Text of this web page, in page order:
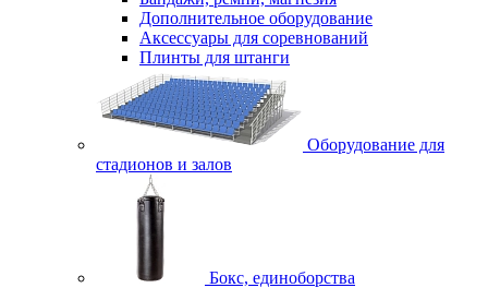
Дополнительное оборудование
Аксессуары для соревнований
Плинты для штанги
Оборудование для
стадионов и залов
Бокс, единоборства